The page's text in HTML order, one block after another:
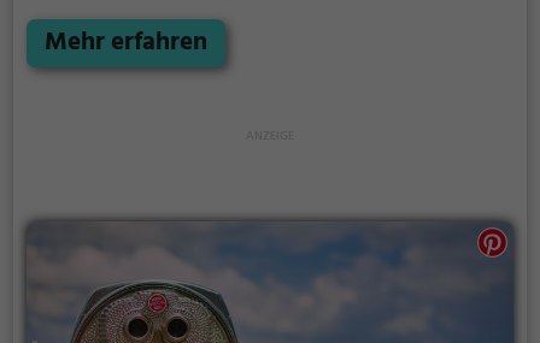
schönes Ausflugsziel für Familienausflüge,
Wanderungen oder zum Picknicken und lockt an
Mehr erfahren